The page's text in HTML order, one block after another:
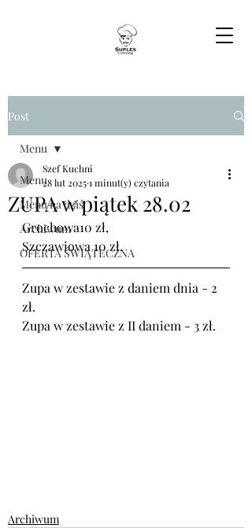
Post
Menu
Menu na dziś
Archiwum
OFERTA ŚWIĄTECZNA
Menu
ZUPA w piątek 28.02
Szef Kuchni
28 lut 20251 minut(y) czytania
Grochowa10 zł,
Szczawiowa 10 zł.
Zupa w zestawie z daniem dnia - 2
zł.
Zupa w zestawie z II daniem - 3 zł.
Archiwum